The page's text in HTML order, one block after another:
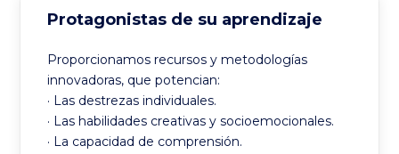
Protagonistas de su aprendizaje
Proporcionamos recursos y metodologías
innovadoras, que potencian:
· Las destrezas individuales.
· Las habilidades creativas y socioemocionales.
· La capacidad de comprensión.